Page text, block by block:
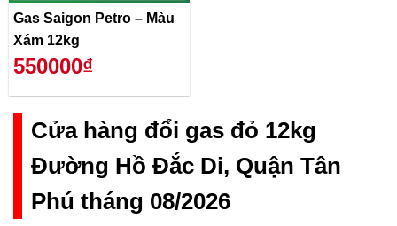
Gas Saigon Petro – Màu
Xám 12kg
550000₫
Cửa hàng đổi gas đỏ 12kg
Đường Hồ Đắc Di, Quận Tân
Phú tháng 08/2026